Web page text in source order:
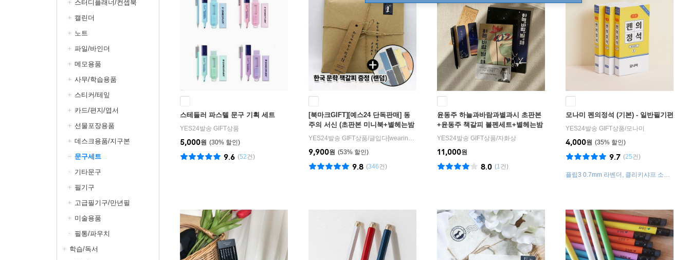
스터디플래너/컨셉북
캘린더
노트
파일/바인더
메모용품
사무/학습용품
스티커/테잎
카드/편지/엽서
선물포장용품
데스크용품/지구본
문구세트
기타문구
필기구
고급필기구/만년필
미술용품
필통/파우치
학습/독서
스테들러 파스텔 문구 기획 세트
YES24발송 GIFT상품
30%
5,000원
(52건)
9.6
[북마크GIFT][예스24 단독판매] 동
주의 서신 (초판본 미니북+별헤는밤
연필세트+육필원고 엽서세트+필사
YES24발송 GIFT상품/글입다[wearingeul]
53%
9,900원
(346건)
9.8
윤동주 하늘과바람과별과시 초판본
+윤동주 책갈피 볼펜세트+별헤는밤
노트 세트
YES24발송 GIFT상품/자화상
11,000원
(1건)
8.0
모나미 펜의정석 (기본) - 일반필기편
YES24발송 GIFT상품/모나미
35%
4,000원
(25건)
9.7
플립3 0.7mm 라벤더, 클리키샤프 소다,